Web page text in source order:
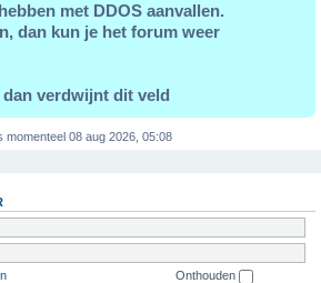
met DDOS aanvallen.
dan kun je het forum weer
verdwijnt dit veld
momenteel 08 aug 2026, 05:08
Onthouden